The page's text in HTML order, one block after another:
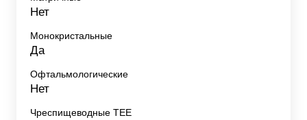
Нет
Монокристальные
Да
Офтальмологические
Нет
Чреспищеводные TEE